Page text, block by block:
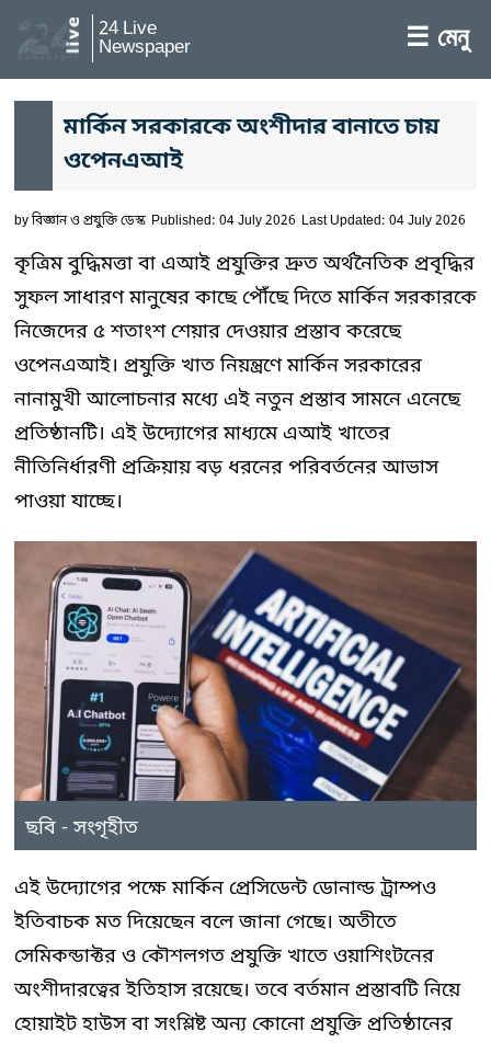
24 Live
Newspaper ☰ মেনু
মার্কিন সরকারকে অংশীদার বানাতে চায়
ওপেনএআই
byবিজ্ঞান ও প্রযুক্তি ডেস্ক Published: 04 July 2026 Last Updated: 04 July 2026
কৃত্রিম বুদ্ধিমত্তা বা এআই প্রযুক্তির দ্রুত অর্থনৈতিক প্রবৃদ্ধির
সুফল সাধারণ মানুষের কাছে পৌঁছে দিতে মার্কিন সরকারকে
নিজেদের ৫ শতাংশ শেয়ার দেওয়ার প্রস্তাব করেছে
ওপেনএআই। প্রযুক্তি খাত নিয়ন্ত্রণে মার্কিন সরকারের
নানামুখী আলোচনার মধ্যে এই নতুন প্রস্তাব সামনে এনেছে
প্রতিষ্ঠানটি। এই উদ্যোগের মাধ্যমে এআই খাতের
নীতিনির্ধারণী প্রক্রিয়ায় বড় ধরনের পরিবর্তনের আভাস
পাওয়া যাচ্ছে।
ছবি - সংগৃহীত
এই উদ্যোগের পক্ষে মার্কিন প্রেসিডেন্ট ডোনাল্ড ট্রাম্পও
ইতিবাচক মত দিয়েছেন বলে জানা গেছে। অতীতে
সেমিকন্ডাক্টর ও কৌশলগত প্রযুক্তি খাতে ওয়াশিংটনের
অংশীদারত্বের ইতিহাস রয়েছে। তবে বর্তমান প্রস্তাবটি নিয়ে
হোয়াইট হাউস বা সংশ্লিষ্ট অন্য কোনো প্রযুক্তি প্রতিষ্ঠানের